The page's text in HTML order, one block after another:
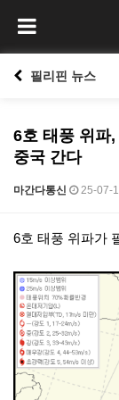
필리핀 뉴스
6호 태풍 위
중국 간다
마간다통신 25-07-
본문
6호 태풍 위파가